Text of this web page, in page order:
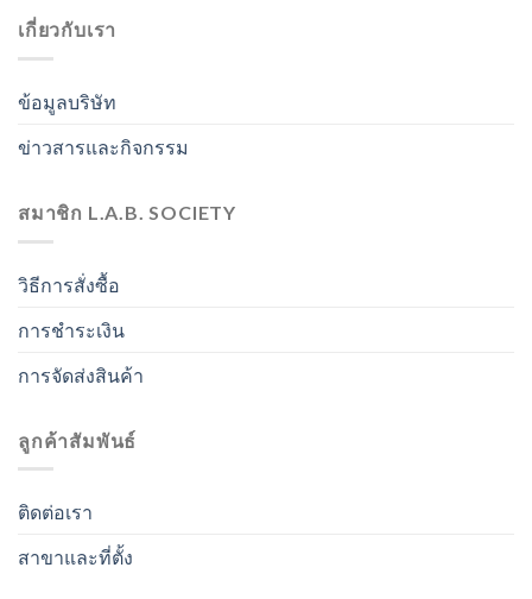
เกี่ยวกับเรา
ข้อมูลบริษัท
ข่าวสารและกิจกรรม
สมาชิก L.A.B. SOCIETY
วิธีการสั่งซื้อ
การชำระเงิน
การจัดส่งสินค้า
ลูกค้าสัมพันธ์
ติดต่อเรา
สาขาและที่ตั้ง